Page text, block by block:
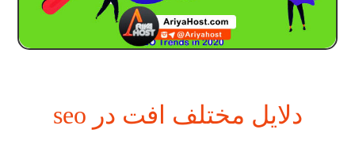
دلایل مختلف افت در seo